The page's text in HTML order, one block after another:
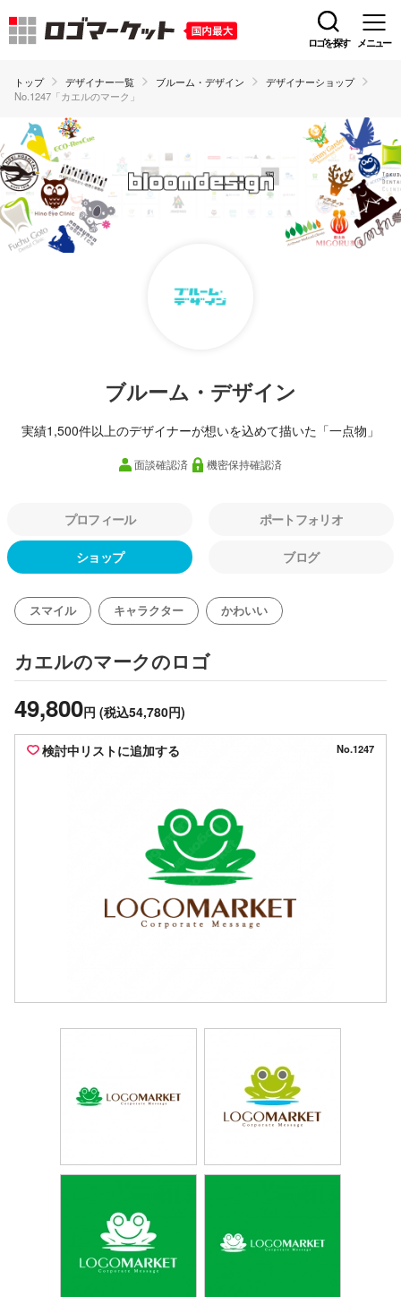
ロゴを探す メニュー
トップ デザイナー一覧 ブルーム・デザイン
デザイナーショップ
No.1247「カエルのマーク」
ブルーム・デザイン
実績1,500件以上のデザイナーが想いを込めて描いた「一点物」
面談確認済 機密保持確認済
プロフィール ポートフォリオ
ショップ ブログ
スマイル キャラクター かわいい
カエルのマークのロゴ
49,800円 (税込54,780円)
検討中リストに追加する No.1247